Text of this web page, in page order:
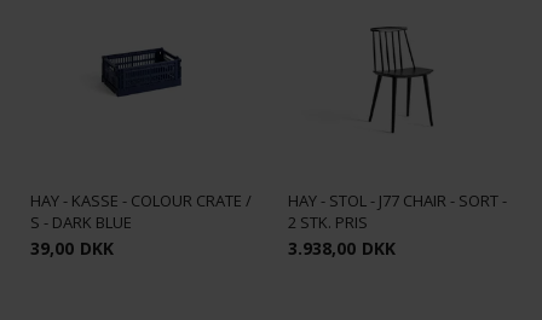
HAY - KASSE - COLOUR CRATE /
S - DARK BLUE
39,00 DKK
HAY - STOL - J77 CHAIR - SORT -
2 STK. PRIS
3.938,00 DKK